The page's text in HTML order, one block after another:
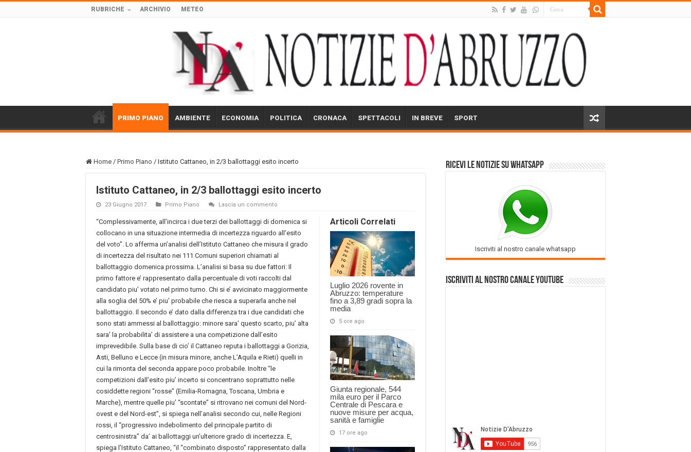
RUBRICHE ARCHIVIO METEO
PRIMO PIANO AMBIENTE ECONOMIA POLITICA CRONACA SPETTACOLI IN BREVE SPORT
Home / Primo Piano / Istituto Cattaneo, in 2/3 ballottaggi esito incerto
Istituto Cattaneo, in 2/3 ballottaggi esito incerto
23 Giugno 2017 Primo Piano Lascia un commento
Articoli Correlati
Luglio 2026 rovente in
Abruzzo: temperature
fino a 3,89 gradi sopra la
media
5 ore ago
Giunta regionale, 544
mila euro per il Parco
Centrale di Pescara e
nuove misure per acqua,
sanità e famiglie
17 ore ago
“Complessivamente, all’incirca i due terzi dei ballottaggi di domenica si
collocano in una situazione intermedia di incertezza riguardo all’esito
del voto”. Lo afferma un’analisi dell’Istituto Cattaneo che misura il grado
di incertezza del risultato nei 111 Comuni superiori chiamati al
ballottaggio domenica prossima. L’analisi si basa su due fattori: Il
primo fattore e’ rappresentato dalla percentuale di voti raccolti dal
candidato piu’ votato nel primo turno. Chi si e’ avvicinato maggiormente
alla soglia del 50% e’ piu’ probabile che riesca a superarla anche nel
ballottaggio. Il secondo e’ dato dalla differenza tra i due candidati che
sono stati ammessi al ballottaggio: minore sara’ questo scarto, piu’ alta
sara’ la probabilita’ di assistere a una competizione dall’esito
imprevedibile. Sulla base di cio’ il Cattaneo reputa i ballottaggi a Gorizia,
Asti, Belluno e Lecce (in misura minore, anche L’Aquila e Rieti) quelli in
cui la rimonta del seconda appare poco probabile. Inoltre “le
competizioni dall’esito piu’ incerto si concentrano soprattutto nelle
cosiddette regioni “rosse” (Emilia-Romagna, Toscana, Umbria e
Marche), mentre quelle piu’ “scontate” si ritrovano nei comuni del Nord-
ovest e del Nord-est”, si spiega nell’analisi secondo cui, nelle Regioni
rossi, il “progressivo indebolimento del principale partito di
centrosinistra” da’ ai ballottaggi un’ulteriore grado di incertezza. E,
spiega l’Istituto Cattaneo, “il “combinato disposto” rappresentato dalla
Ricevi le notizie su Whatsapp
Iscriviti al nostro canale whatsapp
Iscriviti al nostro Canale Youtube